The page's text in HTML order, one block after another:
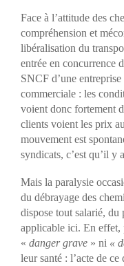
Face à l’attitude des
compréhension et
libéralisation du
entrée en concurrence
SNCF d’une
commerciale : les
voient donc fortement
clients voient les prix
mouvement est
syndicats, c’est qu’il y
Mais la paralysie
du débrayage des
dispose tout salarié, du
applicable ici. En effet,
« danger grave » ni «
leur santé : l’acte de